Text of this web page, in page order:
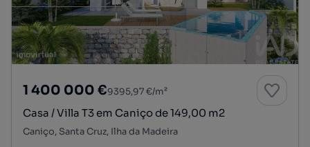
1 400 000 €9395,97 €/m²
Casa / Villa T3 em Caniço de 149,00 m2
Caniço, Santa Cruz, Ilha da Madeira